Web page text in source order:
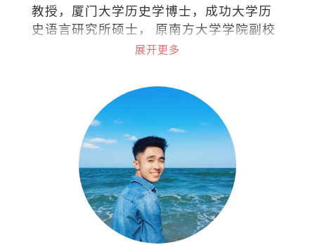
教授，厦门大学历史学博士，成功大学历
史语言研究所硕士， 原南方大学学院副校
长。著有著作有《乡土. 饮食.与记忆：跨
洋：海南人的历史与文化》、《小国崛
起：满剌加与明代朝贡体制》、《边缘评
论：文化漫步》、《边缘评论：吾土吾
民》、《文化新山：华人社会文化研
究》、《古代马中文化交流史论集》、
《本土与中国学术论文集》等作品。
展开更多